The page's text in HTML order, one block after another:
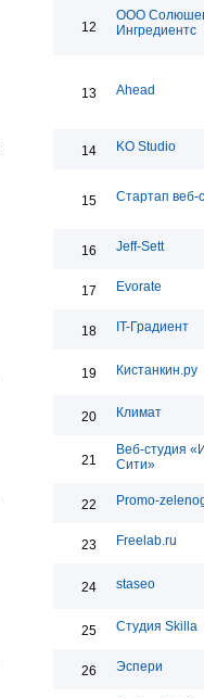
12
ООО
Ингредиентс
13 Ahead
14 KO Studio
15 Стартап веб-
16 Jeff-Sett
17 Evorate
18 IT-Градиент
19 Кистанкин.ру
20 Климат
21
Веб-студия
Сити»
22 Promo-
23 Freelab.ru
24 staseo
25 Студия Skilla
26 Эспери